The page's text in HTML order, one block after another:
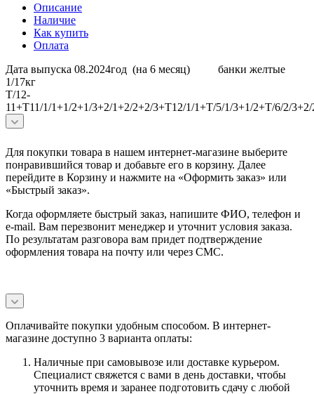
Описание
Наличие
Как купить
Оплата
Дата выпуска 08.2024год (на 6 месяц) банки желтые
1/17кг
Т/12-
11+Т11/1/1+1/2+1/3+2/1+2/2+2/3+Т12/1/1+Т/5/1/3+1/2+Т/6/2/3+2/
Для покупки товара в нашем интернет-магазине выберите
понравившийся товар и добавьте его в корзину. Далее
перейдите в Корзину и нажмите на «Оформить заказ» или
«Быстрый заказ».
Когда оформляете быстрый заказ, напишите ФИО, телефон и
e-mail. Вам перезвонит менеджер и уточнит условия заказа.
По результатам разговора вам придет подтверждение
оформления товара на почту или через СМС.
Оплачивайте покупки удобным способом. В интернет-
магазине доступно 3 варианта оплаты:
Наличные при самовывозе или доставке курьером.
Специалист свяжется с вами в день доставки, чтобы
уточнить время и заранее подготовить сдачу с любой